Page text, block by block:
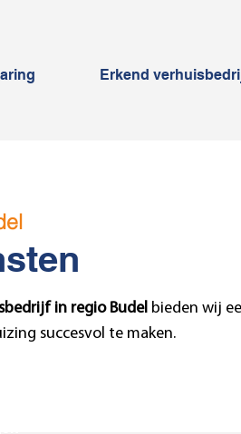
Erkend
in regio Budel bieden wij
succesvol te maken.